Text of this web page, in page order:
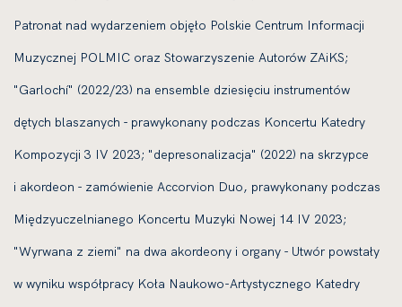
Patronat nad wydarzeniem objęło Polskie Centrum Informacji
Muzycznej POLMIC oraz Stowarzyszenie Autorów ZAiKS;
"Garlochí" (2022/23) na ensemble dziesięciu instrumentów
dętych blaszanych - prawykonany podczas Koncertu Katedry
Kompozycji 3 IV 2023; "depresonalizacja" (2022) na skrzypce
i akordeon - zamówienie Accorvion Duo, prawykonany podczas
Międzyuczelnianego Koncertu Muzyki Nowej 14 IV 2023;
"Wyrwana z ziemi" na dwa akordeony i organy - Utwór powstały
w wyniku współpracy Koła Naukowo-Artystycznego Katedry